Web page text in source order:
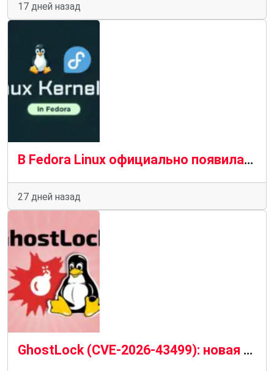
17 дней назад
В Fedora Linux официально появилась версия ядра Linux 7.1
27 дней назад
GhostLock (CVE-2026-43499): новая опасная уязвимость ядра Linux и риск локального получения root-доступа